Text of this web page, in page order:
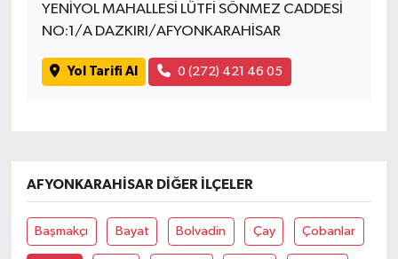
YENİYOL MAHALLESİ LÜTFİ SÖNMEZ CADDESİ
NO:1/A DAZKIRI/AFYONKARAHİSAR
Yol Tarifi Al 0 (272) 421 46 05
AFYONKARAHISAR DIĞER İLÇELER
Başmakçı Bayat Bolvadin Çay Çobanlar